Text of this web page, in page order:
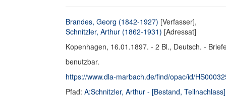
Brandes, Georg (1842-1927) [Verfasser],
Schnitzler, Arthur (1862-1931) [Adressat]
Kopenhagen, 16.01.1897. - 2 Bl., Deutsch. -
benutzbar.
https://www.dla-marbach.de/find/opac/id/
Pfad: A:Schnitzler, Arthur - [Bestand, Teilnachlass]